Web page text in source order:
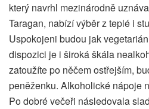
který navrhl mezinárodně
Taragan, nabízí výběr z teplé i
Uspokojeni budou jak
dispozici je i široká škála
zatoužíte po něčem ostřejším,
peněženku. Alkoholické nápoje
Po dobré večeři následovala